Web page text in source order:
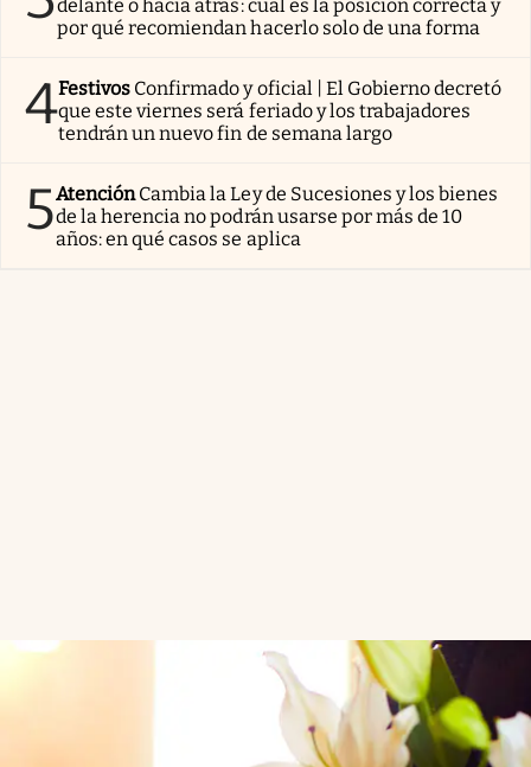
delante o hacia atrás: cuál es la posición correcta y
por qué recomiendan hacerlo solo de una forma
4Festivos Confirmado y oficial | El Gobierno decretó
que este viernes será feriado y los trabajadores
tendrán un nuevo fin de semana largo
5AtenciónCambia la Ley de Sucesiones y los bienes
de la herencia no podrán usarse por más de 10
años: en qué casos se aplica